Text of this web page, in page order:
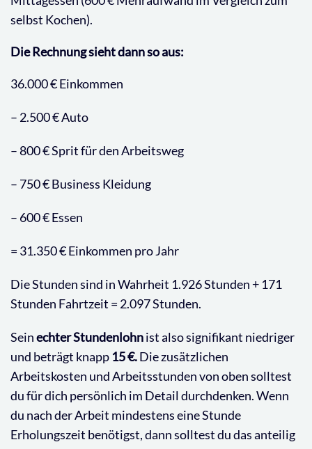
selbst Kochen).
Die Rechnung sieht dann so aus:
36.000 € Einkommen
– 2.500 € Auto
– 800 € Sprit für den Arbeitsweg
– 750 € Business Kleidung
– 600 € Essen
= 31.350 € Einkommen pro Jahr
Die Stunden sind in Wahrheit 1.926 Stunden + 171
Stunden Fahrtzeit = 2.097 Stunden.
SeinechterStundenlohnist also signifikant niedriger
und beträgt knapp 15 €.Die zusätzlichen
Arbeitskosten und Arbeitsstunden von oben solltest
du für dich persönlich im Detail durchdenken. Wenn
du nach der Arbeit mindestens eine Stunde
Erholungszeit benötigst, dann solltest du das anteilig